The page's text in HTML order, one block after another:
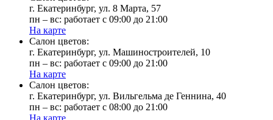
г. Екатеринбург, ул. 8 Марта, 57
пн – вс: работает с 09:00 до 21:00
На карте
Cалон цветов:
г. Екатеринбург, ул. Машиностроителей, 10
пн – вс: работает с 09:00 до 21:00
На карте
Cалон цветов:
г. Екатеринбург, ул. Вильгельма де Геннина, 40
пн – вс: работает с 08:00 до 21:00
На карте